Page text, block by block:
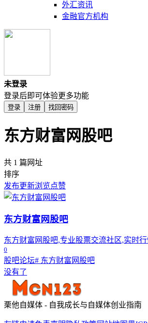
外汇资讯
金融官方机构
未登录
登录后即可体验更多功能
登录 注册 找回密码
东方财富网股吧
共 1 篇网址
排序
发布更新浏览点赞
东方财富网股吧
东方财富网股吧,专业股票交流社区,实时
0
股吧论坛# 东方财富网股吧
没有了
栗他自媒体 - 自我成长与自媒体创业指南